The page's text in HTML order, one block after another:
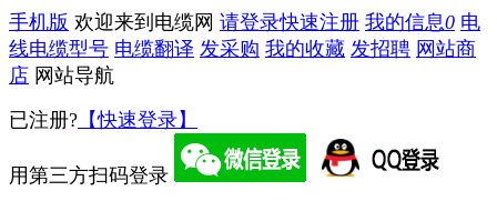
手机版 欢迎来到电缆网 请登录快速注册 我的信息0 电
线电缆型号 电缆翻译 发采购 我的收藏 发招聘 网站商
店 网站导航
已注册? 【快速登录】
用第三方扫码登录